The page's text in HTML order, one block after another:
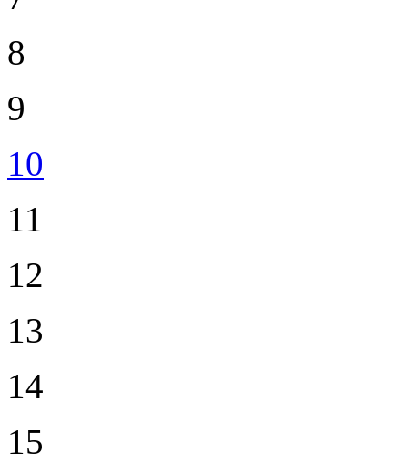
8
9
10
11
12
13
14
15